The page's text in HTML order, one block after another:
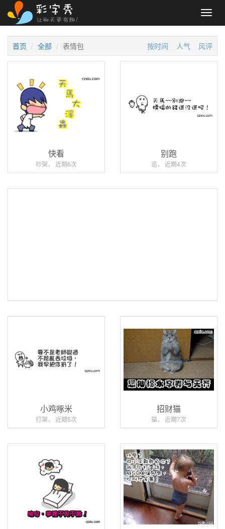
首页 全部 表情包 按时间 人气 风评
快看
吵架， 近期6次
别跑
追， 近期4次
小鸡啄米
打架， 近期5次
招财猫
猫， 近期7次